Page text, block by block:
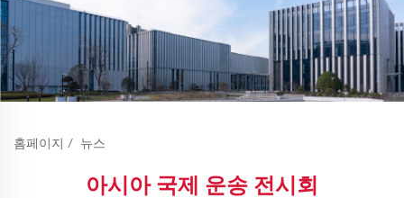
홈페이지 / 뉴스
아시아 국제 운송 전시회